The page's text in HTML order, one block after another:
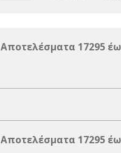
Αποτελέσματα 17295
Αποτελέσματα 17295